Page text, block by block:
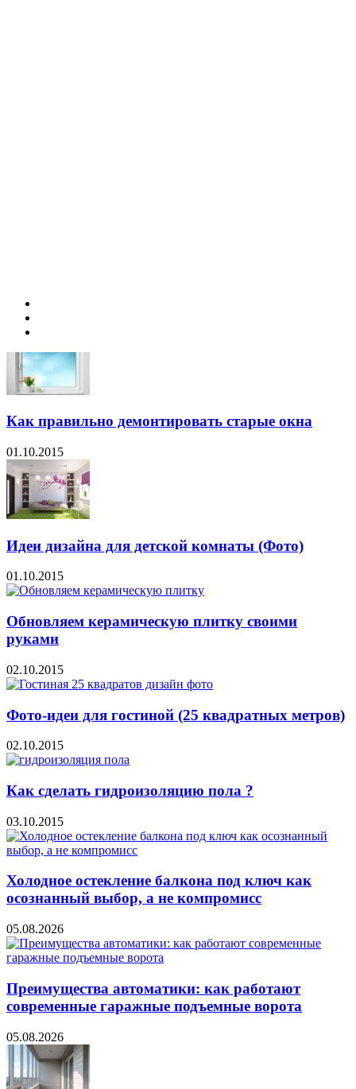
Как правильно демонтировать старые окна
01.10.2015
Идеи дизайна для детской комнаты (Фото)
01.10.2015
Обновляем керамическую плитку своими
руками
02.10.2015
Фото-идеи для гостиной (25 квадратных метров)
02.10.2015
Как сделать гидроизоляцию пола ?
03.10.2015
Холодное остекление балкона под ключ как
осознанный выбор, а не компромисс
05.08.2026
Преимущества автоматики: как работают
современные гаражные подъемные ворота
05.08.2026